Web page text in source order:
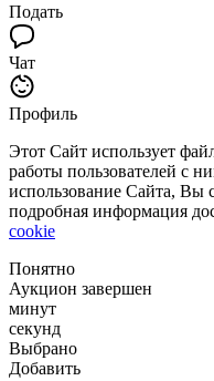
Подать
Чат
Профиль
Этот Сайт использует
работы пользователей с
использование Сайта, Вы
подробная информация
cookie
Понятно
Аукцион завершен
минут
секунд
Выбрано
Добавить